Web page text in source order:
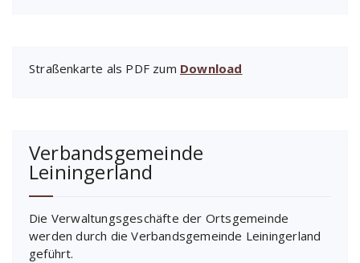
Straßenkarte als PDF zum Download
Verbandsgemeinde
Leiningerland
Die Verwaltungsgeschäfte der Ortsgemeinde
werden durch die Verbandsgemeinde Leiningerland
geführt.